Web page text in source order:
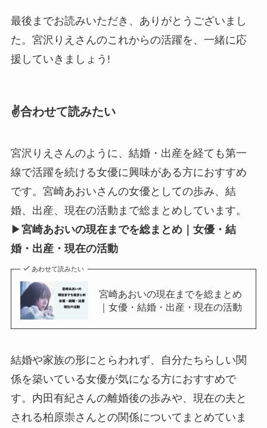
最後までお読みいただき、ありがとうございまし
た。宮沢りえさんのこれからの活躍を、一緒に応
援していきましょう!
✌️合わせて読みたい
宮沢りえさんのように、結婚・出産を経ても第一
線で活躍を続ける女優に興味がある方におすすめ
です。宮崎あおいさんの女優としての歩み、結
婚、出産、現在の活動まで総まとめしています。
▶宮崎あおいの現在までを総まとめ｜女優・結
婚・出産・現在の活動
あわせて読みたい
宮崎あおいの現在までを総まとめ
｜女優・結婚・出産・現在の活動
結婚や家族の形にとらわれず、自分たちらしい関
係を築いている女優が気になる方におすすめで
す。内田有紀さんの離婚後の歩みや、現在の夫と
される柏原崇さんとの関係についてまとめていま